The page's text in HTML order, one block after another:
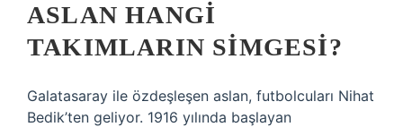
ASLAN HANGI
TAKIMLARIN SIMGESI?
Galatasaray ile özdeşleşen aslan, futbolcuları Nihat
Bedik’ten geliyor. 1916 yılında başlayan